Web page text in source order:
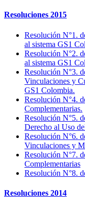
Resoluciones 2015
Resolución N°1.
al sistema GS1
Resolución N°2.
al sistema GS1
Resolución N°3.
Vinculaciones y
GS1 Colombia.
Resolución N°4.
Complementarias.
Resolución N°5.
Derecho al Uso
Resolución N°6.
Vinculaciones y
Resolución N°7.
Complementarias
Resolución N°8.
Resoluciones 2014